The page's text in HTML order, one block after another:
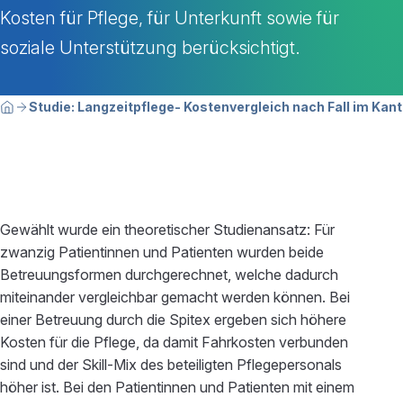
Kosten für Pflege, für Unterkunft sowie für
soziale Unterstützung berücksichtigt.
Breadcrumbnavigation
Sie befinden sich hier:
HomeStudie: Langzeitpflege- Kostenvergleich nach Fall im
Gewählt wurde ein theoretischer Studienansatz: Für
zwanzig Patientinnen und Patienten wurden beide
Betreuungsformen durchgerechnet, welche dadurch
miteinander vergleichbar gemacht werden können. Bei
einer Betreuung durch die Spitex ergeben sich höhere
Kosten für die Pflege, da damit Fahrkosten verbunden
sind und der Skill-Mix des beteiligten Pflegepersonals
höher ist. Bei den Patientinnen und Patienten mit einem